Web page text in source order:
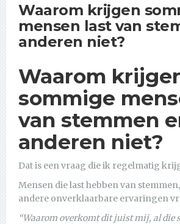
Waarom krijgen
mensen last van
anderen niet?
Waarom
sommige
van stemmen
anderen niet?
Dat is een vraag die ik regelmatig
Mensen die last hebben van
andere onverklaarbare ervaringen
“Waarom overkomt dit juist mij, al die